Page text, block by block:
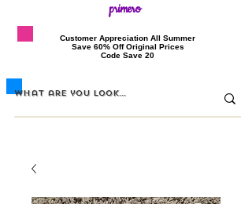
primero
​Customer Appreciation All Summer
​Save 60% Off Original Prices
​Code Save 20